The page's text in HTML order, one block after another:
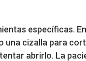
específicas.
una cizalla para
abrirlo. La